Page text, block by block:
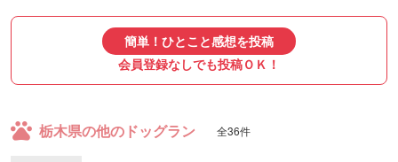
簡単！ひとこと感想を投稿
会員登録なしでも投稿ＯＫ！
栃木県の他のドッグラン 全36件